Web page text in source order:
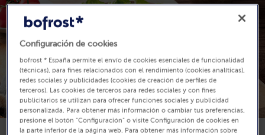
Configuración de cookies
bofrost * España permite el envío de cookies esenciales de funcionalidad
(técnicas), para fines relacionados con el rendimiento (cookies analíticas),
redes sociales y publicidades (cookies de creación de perfiles de
terceros). Las cookies de terceros para redes sociales y con fines
publicitarios se utilizan para ofrecer funciones sociales y publicidad
personalizada. Para obtener más información o cambiar tus preferencias,
presione el botón "Configuración" o visite Configuración de cookies en
la parte inferior de la página web. Para obtener más información sobre